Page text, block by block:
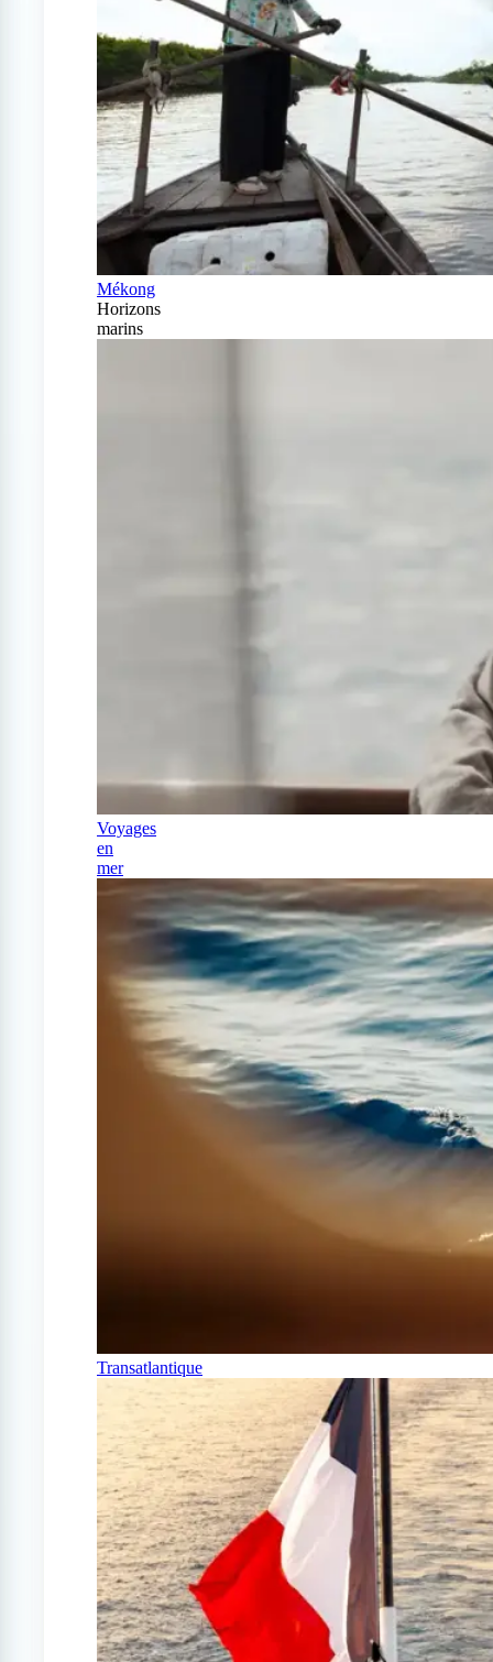
Mékong
Horizons
marins
Voyages
en
mer
Transatlantique